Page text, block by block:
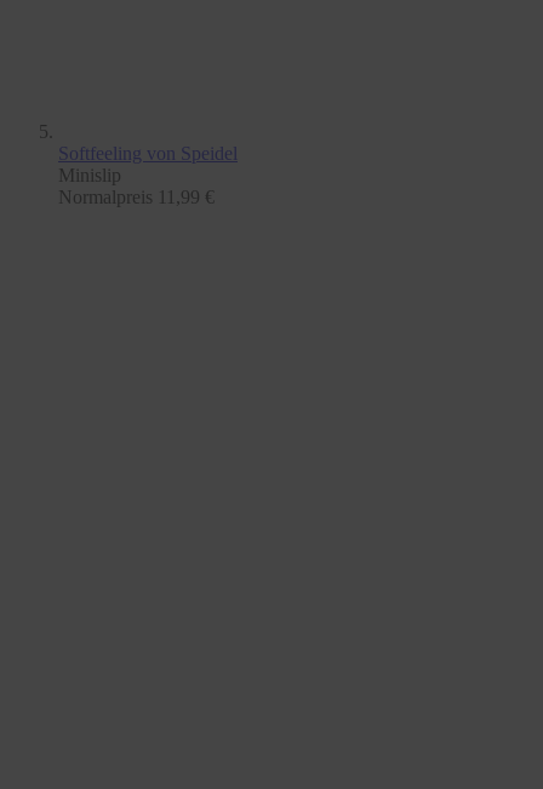
Softfeeling von Speidel
Minislip
Normalpreis 11,99 €